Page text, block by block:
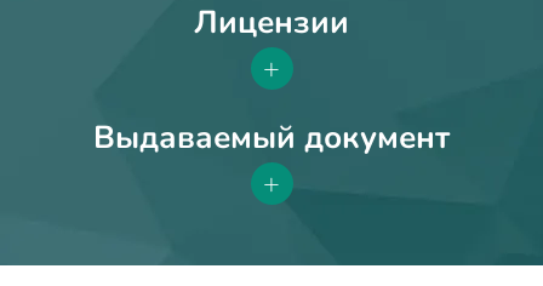
Лицензии
+
Выдаваемый документ
+